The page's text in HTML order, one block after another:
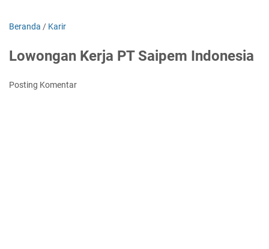
Beranda / Karir
Lowongan Kerja PT Saipem Indonesia
Posting Komentar